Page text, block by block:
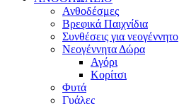
Ανθοδέσμες
Βρεφικά Παιχνίδια
Συνθέσεις για νεογέννητο
Νεογέννητα Δώρα
Αγόρι
Κορίτσι
Φυτά
Γυάλες